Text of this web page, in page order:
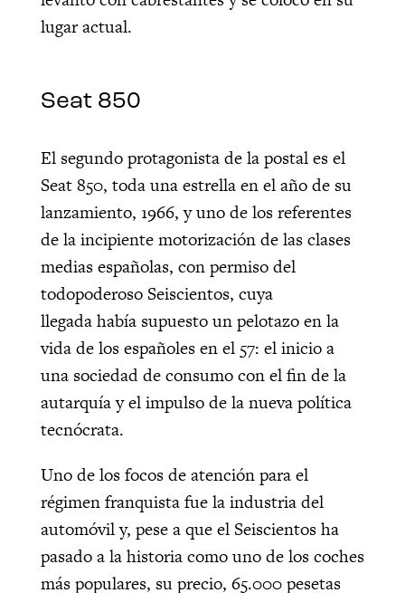
lugar actual.
Seat 850
El segundo protagonista de la postal es el
Seat 850, toda una estrella en el año de su
lanzamiento, 1966, y uno de los referentes
de la incipiente motorización de las clases
medias españolas, con permiso del
todopoderoso Seiscientos, cuya
llegada había supuesto un pelotazo en la
vida de los españoles en el 57: el inicio a
una sociedad de consumo con el fin de la
autarquía y el impulso de la nueva política
tecnócrata.
Uno de los focos de atención para el
régimen franquista fue la industria del
automóvil y, pese a que el Seiscientos ha
pasado a la historia como uno de los coches
más populares, su precio, 65.000 pesetas